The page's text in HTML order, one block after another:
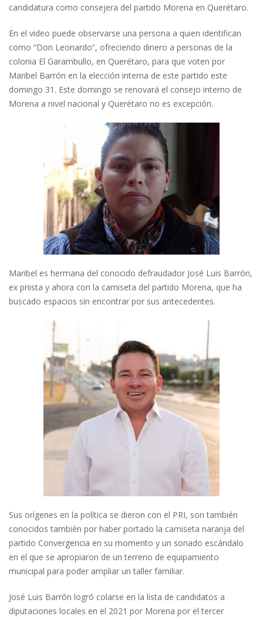
candidatura como consejera del partido Morena en Querétaro.
En el video puede observarse una persona a quien identifican
como “Don Leonardo”, ofreciendo dinero a personas de la
colonia El Garambullo, en Querétaro, para que voten por
Maribel Barrón en la elección interna de este partido este
domingo 31. Este domingo se renovará el consejo interno de
Morena a nivel nacional y Querétaro no es excepción.
Maribel es hermana del conocido defraudador José Luis Barrón,
ex priista y ahora con la camiseta del partido Morena, que ha
buscado espacios sin encontrar por sus antecedentes.
Sus orígenes en la política se dieron con el PRI, son también
conocidos también por haber portado la camiseta naranja del
partido Convergencia en su momento y un sonado escándalo
en el que se apropiaron de un terreno de equipamiento
municipal para poder ampliar un taller familiar.
José Luis Barrón logró colarse en la lista de candidatos a
diputaciones locales en el 2021 por Morena por el tercer